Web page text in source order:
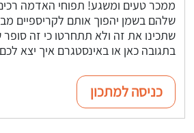
ממכר טעים ומשגע! תפוחי האדמה רכים
שלהם בשמן יהפוך אותם לקריספיים
שתכינו את זה ולא תתחרטו כי זה סופר
בתגובה כאן או באינסטגרם איך יצא
כניסה למתכון